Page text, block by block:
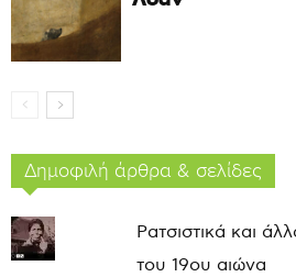
Δημοφιλή άρθρα & σελίδες
Ρατσιστικά και
του 19ου αιώνα